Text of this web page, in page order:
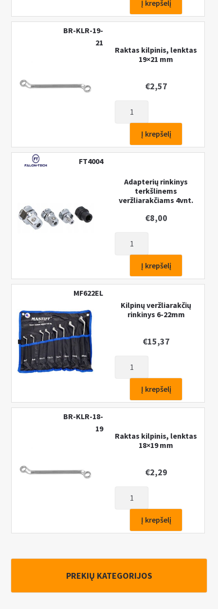
rinkinys
"Mastiff
47
Į krepšelį
BR-KLR-19-
21
Raktas kilpinis, lenktas
19×21 mm
€2,57
kilpinis,
lenktas
mm
Į krepšelį
FT4004
Adapterių rinkinys
terkšlinems
veržliarakčiams 4vnt.
€8,00
Adapterių
rinkinys
terkšlinems
4vnt.
Į krepšelį
MF622EL
Kilpinų veržliarakčių
rinkinys 6-22mm
€15,37
veržliarakčių
rinkinys
22mm
Į krepšelį
BR-KLR-18-
19
Raktas kilpinis, lenktas
18×19 mm
€2,29
kilpinis,
Į krepšelį
PREKIŲ KATEGORIJOS